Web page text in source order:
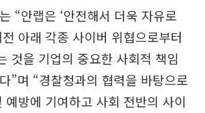
“안랩은 ‘안전해서 더욱 자유로
아래 각종 사이버 위협으로부터
것을 기업의 중요한 사회적 책임
”며 “경찰청과의 협력을 바탕으로
예방에 기여하고 사회 전반의 사이